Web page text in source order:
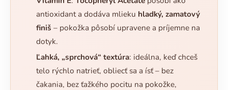
antioxidant a dodáva mlieku hladký, zamatový
finiš – pokožka pôsobí upravene a príjemne na
dotyk.
Ľahká, „sprchová“ textúra: ideálna, keď chceš
telo rýchlo natrieť, obliecť sa a ísť – bez
čakania, bez ťažkého pocitu na pokožke,